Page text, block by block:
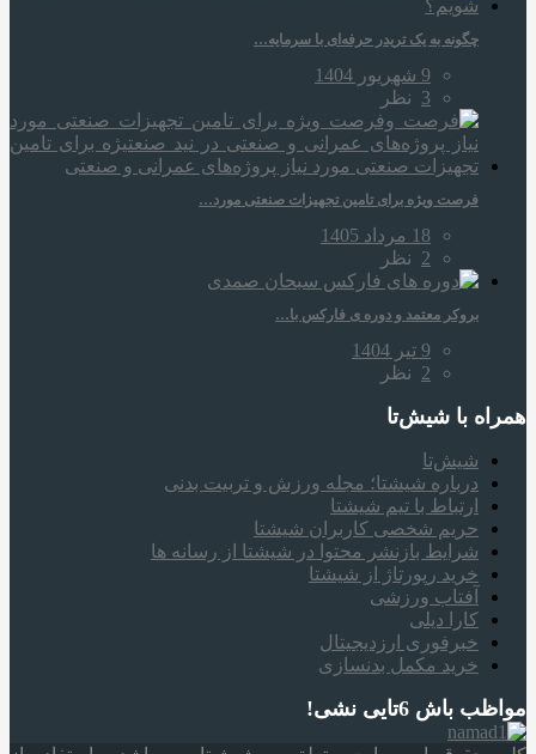
چگونه به یک تریدر حرفه‌ای با سرمایه…
9 شهریور 1404
3 نظر
فرصت ویژه برای تامین تجهیزات صنعتی مورد…
18 مرداد 1405
2 نظر
بروکر معتمد و دوره‌ ی فارکس با…
9 تیر 1404
2 نظر
همراه‌ با شیش‌تا
شیش‌تا
درباره شیشتا؛ مجله ورزش و تربیت بدنی
ارتباط با تیم شیشتا
حریم شخصی کاربران شیشتا
شرایط بازنشر محتوا در شیشتا از رسانه ها
خرید رپورتاژ از شیشتا
آفتاب ورزشی
کارا دیلی
خبرفوری ارزدیجیتال
خرید مکمل بدنسازی
مواظب باش 6تایی نشی!